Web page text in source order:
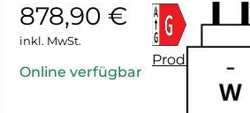
878,90 €
inkl. MwSt.
Online verfügbar